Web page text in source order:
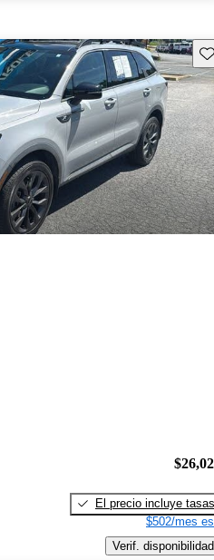
El precio incluye tasas
$502/mes
Verif. disponibilidad